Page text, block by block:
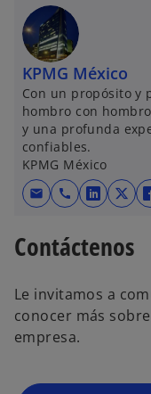
KPMG México
Con un propósito y
hombro con
y una profunda
confiables.
KPMG México
mail call
s
a
r
e
s
a
r
e
Contáctenos
Le invitamos a
conocer más
empresa.